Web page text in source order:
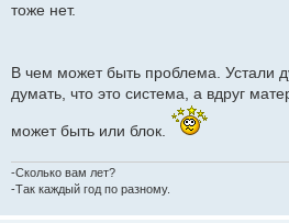
тоже нет.
В чем может быть проблема. Устали
думать, что это система, а вдруг
может быть или блок.
-Сколько вам лет?
-Так каждый год по разному.